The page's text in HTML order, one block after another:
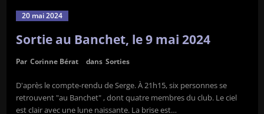
20 mai 2024
Sortie au Banchet, le 9 mai 2024
Par Corinne Bérat dans Sorties
D'après le compte-rendu de Serge. À 21h15, six personnes se
retrouvent "au Banchet" , dont quatre membres du club. Le ciel
est clair avec une lune naissante. La brise est…